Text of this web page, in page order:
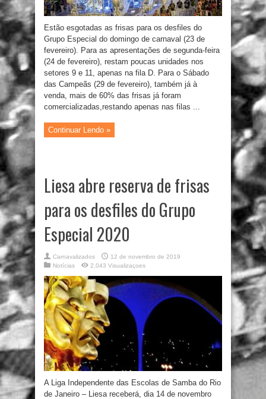
Estão esgotadas as frisas para os desfiles do
Grupo Especial do domingo de carnaval (23 de
fevereiro). Para as apresentações de segunda-feira
(24 de fevereiro), restam poucas unidades nos
setores 9 e 11, apenas na fila D. Para o Sábado
das Campeãs (29 de fevereiro), também já à
venda, mais de 60% das frisas já foram
comercializadas,restando apenas nas filas ...
Continuar Lendo »
Liesa abre reserva de frisas
para os desfiles do Grupo
Especial 2020
Carnavalizados
12 de novembro de 2019
Notícias
2,043 Visualizaçoes
A Liga Independente das Escolas de Samba do Rio
de Janeiro – Liesa receberá, dia 14 de novembro